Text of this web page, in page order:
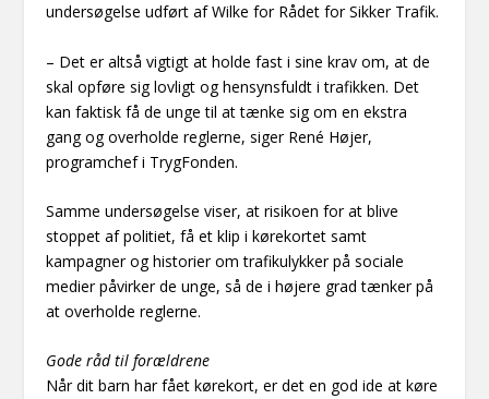
undersøgelse udført af Wilke for Rådet for Sikker Trafik.
– Det er altså vigtigt at holde fast i sine krav om, at de
skal opføre sig lovligt og hensynsfuldt i trafikken. Det
kan faktisk få de unge til at tænke sig om en ekstra
gang og overholde reglerne, siger René Højer,
programchef i TrygFonden.
Samme undersøgelse viser, at risikoen for at blive
stoppet af politiet, få et klip i kørekortet samt
kampagner og historier om trafikulykker på sociale
medier påvirker de unge, så de i højere grad tænker på
at overholde reglerne.
Gode råd til forældrene
Når dit barn har fået kørekort, er det en god ide at køre